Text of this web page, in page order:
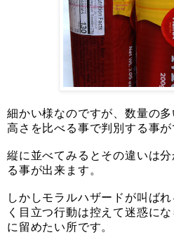
細かい様なのですが、数量の
高さを比べる事で判別する事が
縦に並べてみるとその違いは
る事が出来ます。
しかしモラルハザードが叫ば
く目立つ行動は控えて迷惑に
に留めたい所です。